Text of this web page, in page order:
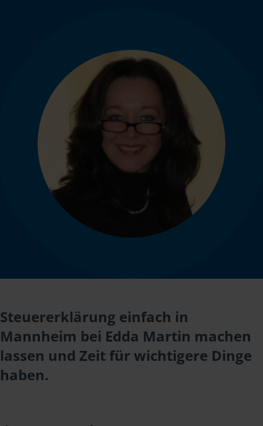
Steuererklärung einfach in
Mannheim bei Edda Martin machen
lassen und Zeit für wichtigere Dinge
haben.